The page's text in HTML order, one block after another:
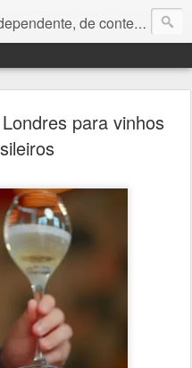
com foco em economia, negócios, política e atualidades. e-mail do editor: chquadros2@gmail.com
para vinhos